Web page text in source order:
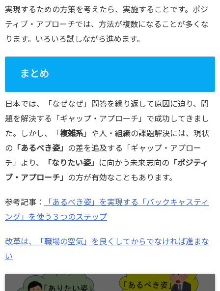
実現するための方策を考えたら、実施することです。ポジ
ティブ・アプローチでは、方法が複数になることが多くな
ります。いろいろ試しながら進めます。
まとめ
日本では、「なぜなぜ」問答を繰り返して原因に迫り、問
題を解決する「ギャップ・アプローチ」で成功してきまし
た。しかし、「 複雑系 」や人・組織の課題解決には、現状
の 「あるべき姿」 の差を追及する「ギャップ・アプロー
チ」より、
「なりたい姿」 に向かう未来志向の 「ポジティ
ブ・アプローチ」 の方が有効なこともあります。
参考記事：
「あるべき姿」を実現する「バックキャスティ
ング」を使う３つのステップ
改革は、「職場の空気」を良くしてからでなければ進まな
い